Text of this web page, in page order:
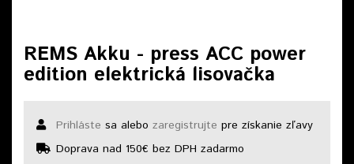
REMS Akku - press ACC power
edition elektrická lisovačka
Prihláste sa alebo zaregistrujte pre získanie zľavy
Doprava nad 150€ bez DPH zadarmo